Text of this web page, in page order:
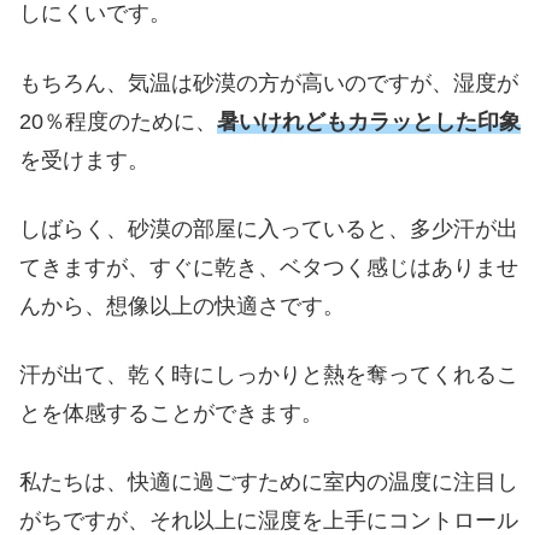
しにくいです。
もちろん、気温は砂漠の方が高いのですが、湿度が
20％程度のために、 暑いけれどもカラッとした印象
を受けます。
しばらく、砂漠の部屋に入っていると、多少汗が出
てきますが、すぐに乾き、ベタつく感じはありませ
んから、想像以上の快適さです。
汗が出て、乾く時にしっかりと熱を奪ってくれるこ
とを体感することができます。
私たちは、快適に過ごすために室内の温度に注目し
がちですが、それ以上に湿度を上手にコントロール